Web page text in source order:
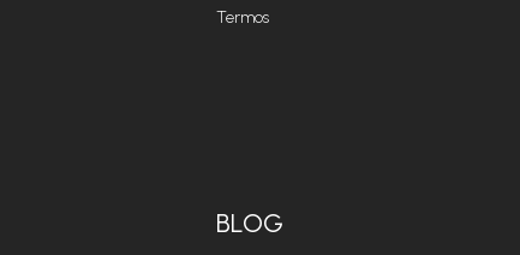
Termos
BLOG